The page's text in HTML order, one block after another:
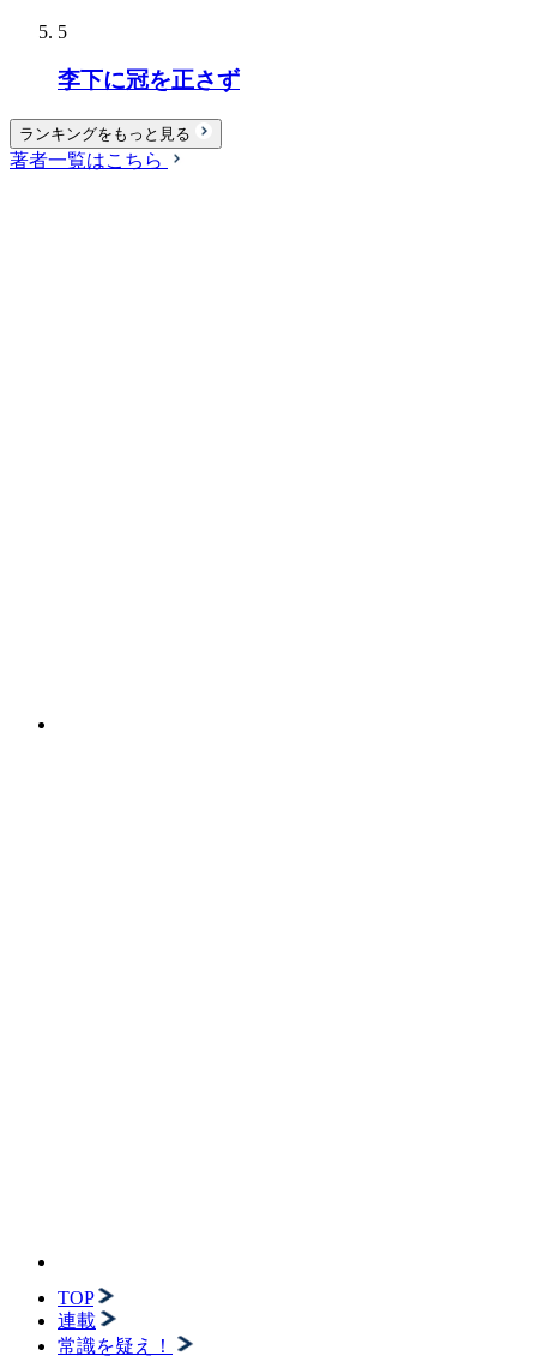
5
李下に冠を正さず
ランキングをもっと見る
著者一覧はこちら
TOP
連載
常識を疑え！